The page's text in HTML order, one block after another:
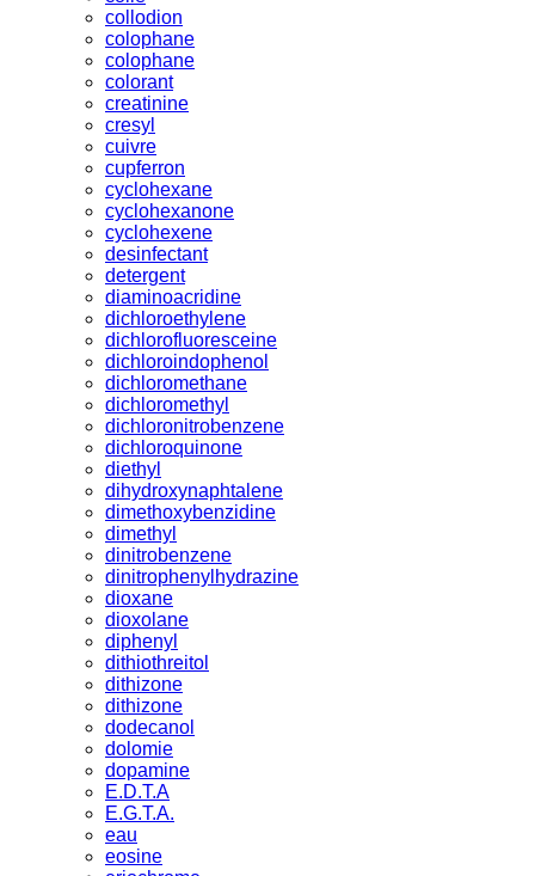
collodion
colophane
colophane
colorant
creatinine
cresyl
cuivre
cupferron
cyclohexane
cyclohexanone
cyclohexene
desinfectant
detergent
diaminoacridine
dichloroethylene
dichlorofluoresceine
dichloroindophenol
dichloromethane
dichloromethyl
dichloronitrobenzene
dichloroquinone
diethyl
dihydroxynaphtalene
dimethoxybenzidine
dimethyl
dinitrobenzene
dinitrophenylhydrazine
dioxane
dioxolane
diphenyl
dithiothreitol
dithizone
dithizone
dodecanol
dolomie
dopamine
E.D.T.A
E.G.T.A.
eau
eosine